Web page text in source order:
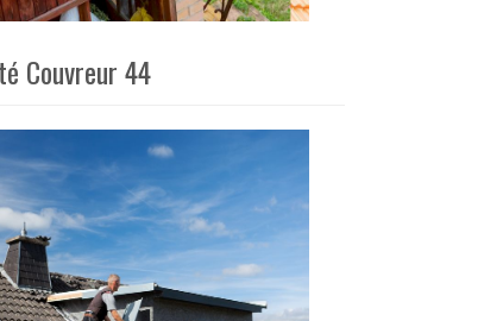
Couvreur 44